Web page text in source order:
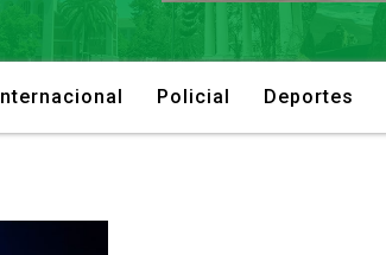
Internacional Policial Deportes